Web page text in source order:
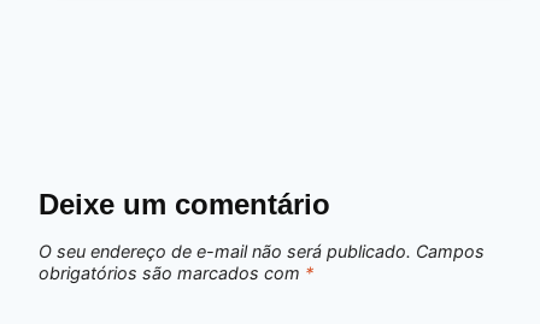
Deixe um comentário
O seu endereço de e-mail não será publicado. Campos
obrigatórios são marcados com *